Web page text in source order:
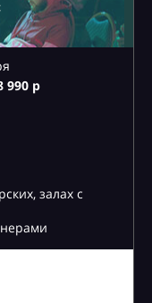
990 р
залах с